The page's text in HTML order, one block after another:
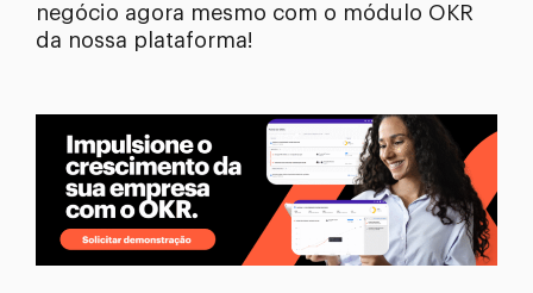
negócio agora mesmo com o módulo OKR
da nossa plataforma!